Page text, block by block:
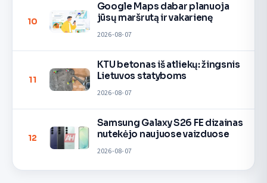
10
Google Maps dabar planuoja
jūsų maršrutą ir vakarienę
2026-08-07
11
KTU betonas iš atliekų: žingsnis
Lietuvos statyboms
2026-08-07
12
Samsung Galaxy S26 FE dizainas
nutekėjo naujuose vaizduose
2026-08-07